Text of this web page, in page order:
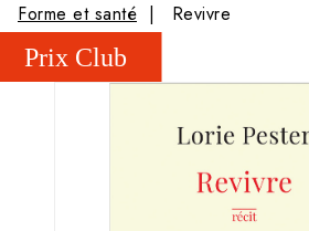
Forme et santé
Revivre